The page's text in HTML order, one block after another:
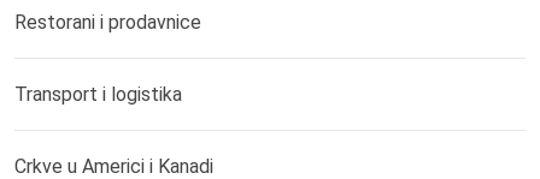
Restorani i prodavnice
Transport i logistika
Crkve u Americi i Kanadi